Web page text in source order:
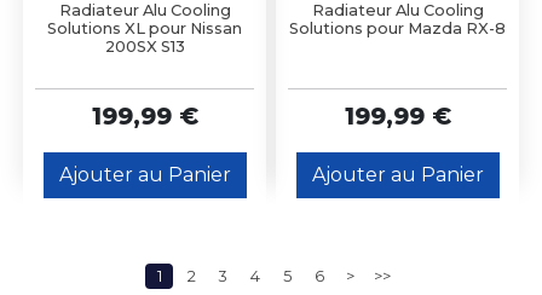
Radiateur Alu Cooling
Solutions XL pour Nissan
200SX S13
199,99 €
Ajouter au Panier
Radiateur Alu Cooling
Solutions pour Mazda RX-8
199,99 €
Ajouter au Panier
1 2 3 4 5 6 > >>